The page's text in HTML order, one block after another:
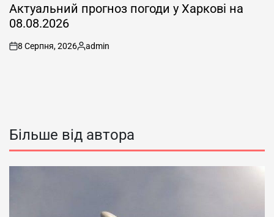
Актуальний прогноз погоди у Харкові на
08.08.2026
on
8 Серпня, 2026
Опубліковано
admin
Більше від автора